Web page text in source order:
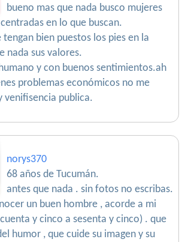
bueno mas que nada busco mujeres
en lo que buscan.
bien puestos los pies en la
nada sus valores.
y con buenos sentimientos.ah
problemas económicos no me
venifisencia publica.
norys370
68 años de Tucumán.
antes que nada . sin fotos no escribas.
un buen hombre , acorde a mi
y cinco a sesenta y cinco) . que
humor , que cuide su imagen y su